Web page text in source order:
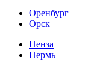
Оренбург
Орск
Пенза
Пермь